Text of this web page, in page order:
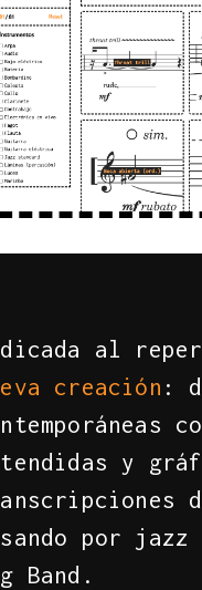
d icada al repe r
eva c reación : d
ntempo ráneas co
tendidas y gráf
a nsc ri pciones d
sando por j azz
g Band .